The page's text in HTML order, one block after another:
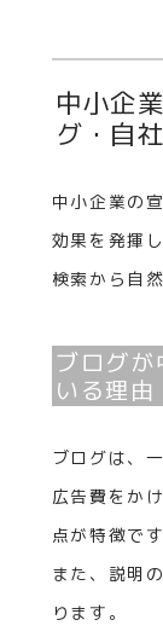
中小企
グ・自
中小企業の
効果を発揮し
検索から自
ブログ
いる理由
ブログは、
広告費をか
点が特徴です
また、説明
ります。